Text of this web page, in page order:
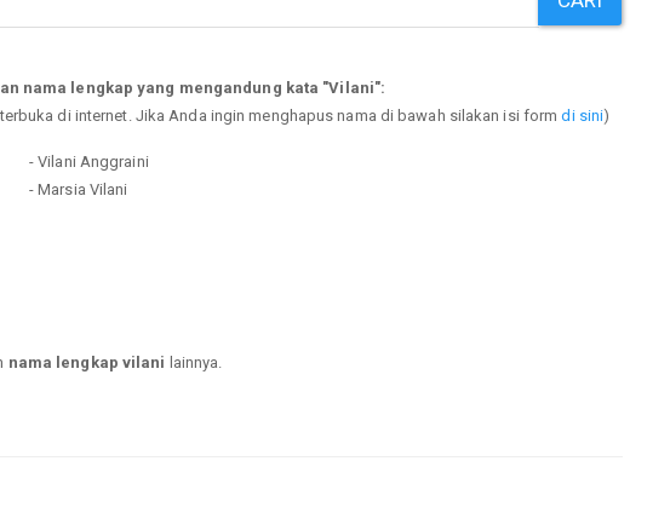
nama lengkap yang mengandung kata "Vilani":
di internet. Jika Anda ingin menghapus nama di bawah silakan isi formdi sini)
- Vilani Anggraini
- Marsia Vilani
nama lengkap vilani lainnya.